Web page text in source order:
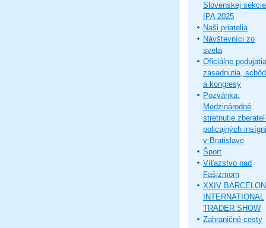
Slovenskej sekcie
IPA 2025
Naši priatelia
Návštevníci zo
sveta
Oficiálne
zasadnutia,
a kongresy
Pozvánka:
Medzinárodné
stretnutie
policajných
v Bratislave
Šport
Víťazstvo nad
Fašizmom
XXIV
INTERNATIONAL
TRADER SHOW
Zahraničné cesty